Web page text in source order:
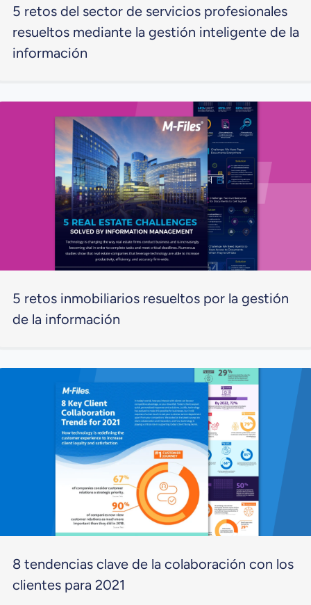
5 retos del sector de servicios profesionales
resueltos mediante la gestión inteligente de la
información
5 retos inmobiliarios resueltos por la gestión
de la información
8 tendencias clave de la colaboración con los
clientes para 2021